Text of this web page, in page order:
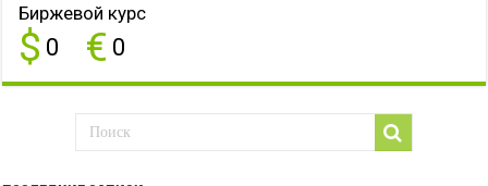
Биржевой курс
$ 0 € 0